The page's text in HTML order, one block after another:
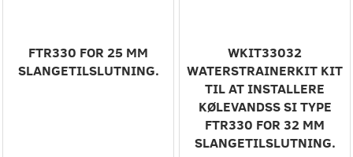
FTR330 FOR 25 MM
SLANGETILSLUTNING.
WKIT33032
WATERSTRAINERKIT KIT
TIL AT INSTALLERE
KØLEVANDSS SI TYPE
FTR330 FOR 32 MM
SLANGETILSLUTNING.